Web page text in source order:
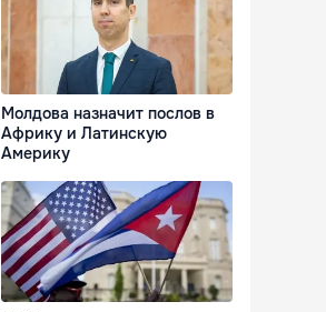
Молдова назначит послов в
Африку и Латинскую
Америку